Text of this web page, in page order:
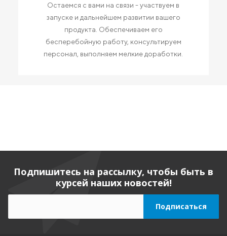
Остаемся с вами на связи - участвуем в
запуске и дальнейшем развитии вашего
продукта. Обеспечиваем его
бесперебойную работу, консультируем
персонал, выполняем мелкие доработки.
Подпишитесь на рассылку, чтобы быть в
курсей наших новостей!